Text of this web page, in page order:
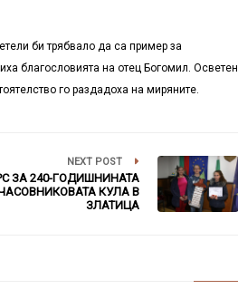
би трябвало да са пример за
благословията на отец Богомил. Осветен
го раздадоха на миряните.
NEXT POST
ЗА 240-ГОДИШНИНАТА
КУЛА В
ЗЛАТИЦА